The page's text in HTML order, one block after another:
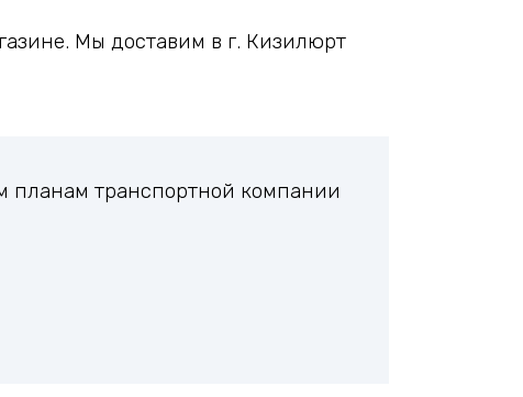
Мы доставим в г. Кизилюрт
планам транспортной компании